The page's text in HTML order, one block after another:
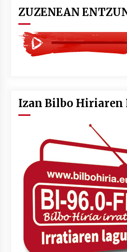
ZUZENEAN
Izan Bilbo Hiriaren